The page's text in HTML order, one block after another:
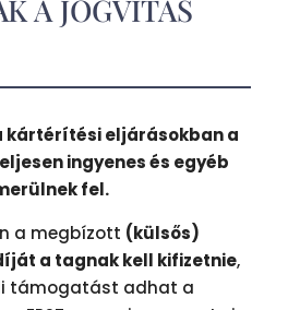
A JOGVITÁS
kártérítési eljárásokban a
ingyenes és egyéb
fel.
a megbízott (külsős)
a tagnak kell kifizetnie,
támogatást adhat a